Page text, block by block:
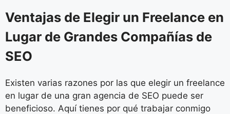
Ventajas de Elegir un Freelance en
Lugar de Grandes Compañías de
SEO
Existen varias razones por las que elegir un freelance
en lugar de una gran agencia de SEO puede ser
beneficioso. Aquí tienes por qué trabajar conmigo